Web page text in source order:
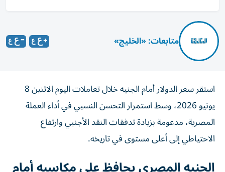
متابعات: «الخليج»
استقر سعر الدولار أمام الجنيه خلال تعاملات اليوم الاثنين 8
يونيو 2026، وسط استمرار التحسن النسبي في أداء العملة
المصرية، مدعومة بزيادة تدفقات النقد الأجنبي وارتفاع
الاحتياطي إلى أعلى مستوى في تاريخه.